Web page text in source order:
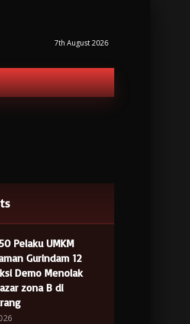
7th August 2026
Pelaku UMKM
Gurindam 12
Demo Menolak
zona B di